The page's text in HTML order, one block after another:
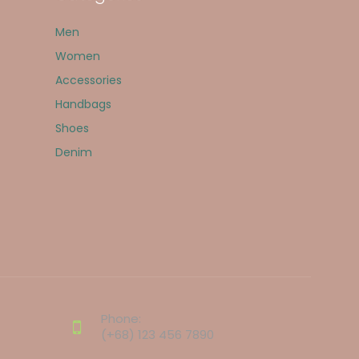
Men
Women
Accessories
Handbags
Shoes
Denim
Phone:
(+68) 123 456 7890